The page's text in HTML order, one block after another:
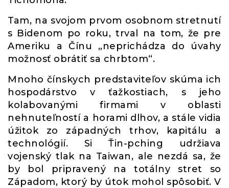
Tam, na svojom prvom osobnom stretnutí
s Bidenom po roku, trval na tom, že pre
Ameriku a Čínu „neprichádza do úvahy
možnosť obrátiť sa chrbtom“.
Mnoho čínskych predstaviteľov skúma ich
hospodárstvo v ťažkostiach, s jeho
kolabovanými firmami v oblasti
nehnuteľností a horami dlhov, a stále vidia
úžitok zo západných trhov, kapitálu a
technológií. Si Ťin-pching udržiava
vojenský tlak na Taiwan, ale nezdá sa, že
by bol pripravený na totálny stret so
Západom, ktorý by útok mohol spôsobiť. V